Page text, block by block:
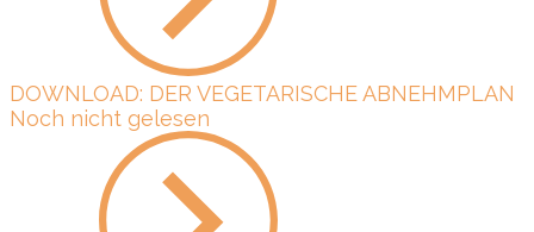
DOWNLOAD: DER VEGETARISCHE ABNEHMPLAN
Noch nicht gelesen